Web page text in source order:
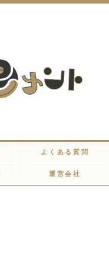
よくある質問
運営会社